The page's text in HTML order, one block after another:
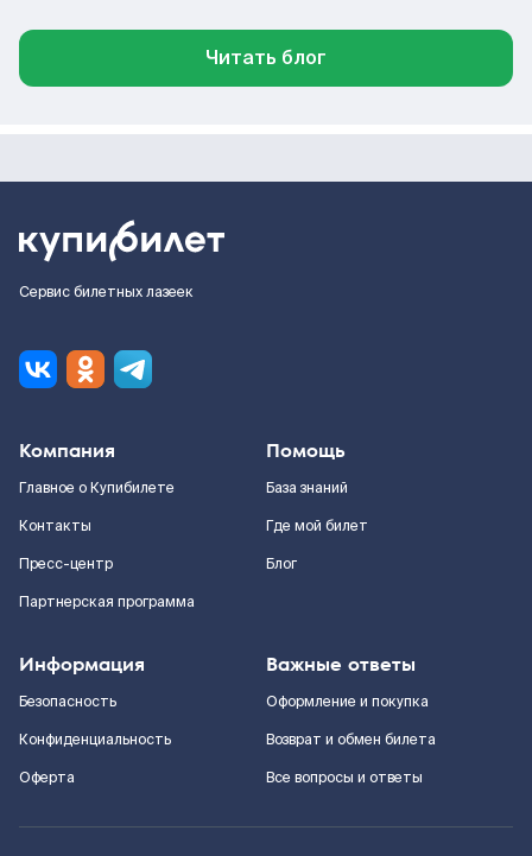
Читать блог
Сервис билетных лазеек
Компания
Главное о Купибилете
Контакты
Пресс-центр
Партнерская программа
Помощь
База знаний
Где мой билет
Блог
Информация
Безопасность
Конфиденциальность
Оферта
Важные ответы
Оформление и покупка
Возврат и обмен билета
Все вопросы и ответы